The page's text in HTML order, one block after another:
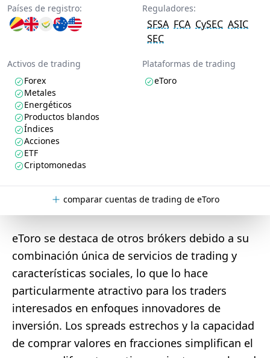
Países de registro: Reguladores:
SFSA FCA CySEC ASIC
SEC
Activos de trading
Forex
Metales
Energéticos
Productos blandos
Índices
Acciones
ETF
Criptomonedas
Plataformas de trading
eToro
comparar cuentas de trading de eToro
eToro se destaca de otros brókers debido a su
combinación única de servicios de trading y
características sociales, lo que lo hace
particularmente atractivo para los traders
interesados en enfoques innovadores de
inversión. Los spreads estrechos y la capacidad
de comprar valores en fracciones simplifican el